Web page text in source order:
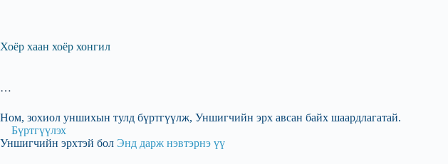
Хоёр хаан хоёр хонгил
…
Ном, зохиол уншихын тулд бүртгүүлж, Уншигчийн эрх авсан байх шаардлагатай.
Бүртгүүлэх
Уншигчийн эрхтэй бол Энд дарж нэвтэрнэ үү